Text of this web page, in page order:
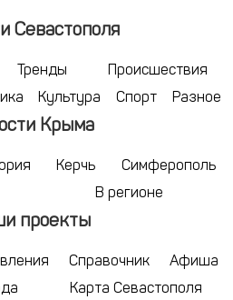
Севастополя
Тренды
Происшествия
Культура Спорт Разное
Крыма
Керчь
Симферополь
В регионе
проекты
Справочник
Афиша
Карта Севастополя